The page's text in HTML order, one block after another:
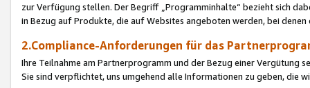
zur Verfügung stellen. Der Begriff „Programminhalte“ bezieht sich
in Bezug auf Produkte, die auf Websites angeboten werden, bei
2.Compliance-Anforderungen für das
Ihre Teilnahme am Partnerprogramm und der Bezug einer Vergütung
Sie sind verpflichtet, uns umgehend alle Informationen zu geben, die